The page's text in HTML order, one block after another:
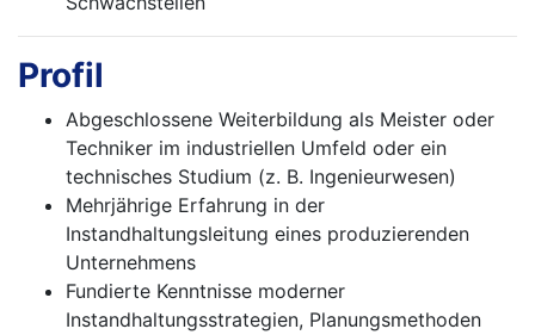
Profil
Abgeschlossene Weiterbildung als Meister oder
Techniker im industriellen Umfeld oder ein
technisches Studium (z. B. Ingenieurwesen)
Mehrjährige Erfahrung in der
Instandhaltungsleitung eines produzierenden
Unternehmens
Fundierte Kenntnisse moderner
Instandhaltungsstrategien, Planungsmethoden